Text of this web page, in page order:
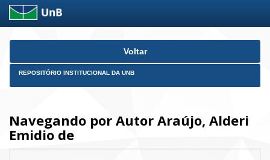
Skip
Voltar
REPOSITÓRIO INSTITUCIONAL DA UNB
Navegando por Autor Araújo, Alderi
Emidio de